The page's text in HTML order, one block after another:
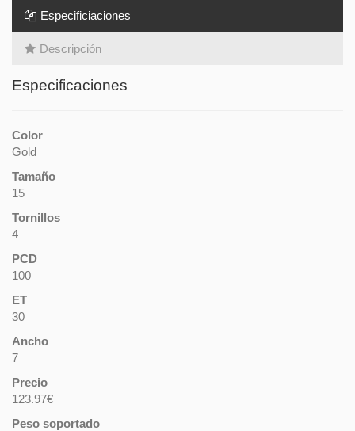
Especificiaciones
Descripción
Especificaciones
Color
Gold
Tamaño
15
Tornillos
4
PCD
100
ET
30
Ancho
7
Precio
123.97€
Peso soportado